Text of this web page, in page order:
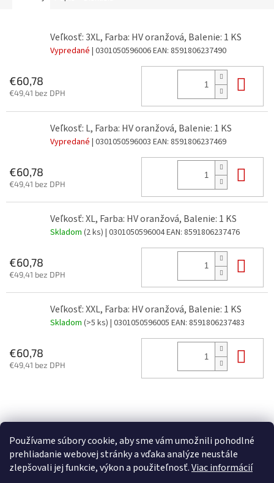
Používame súbory cookie, aby sme vám umožnili pohodlné
prehliadanie webovej stránky a vďaka analýze neustále
zlepšovali jej funkcie, výkon a použiteľnosť.Viac informácií
Veľkosť: 3XL, Farba: HV oranžová, Balenie: 1 KS
Vypredané | 0301050596006EAN: 8591806237490
€60,78
€49,41 bez DPH
Veľkosť: L, Farba: HV oranžová, Balenie: 1 KS
Vypredané | 0301050596003 EAN: 8591806237469
€60,78
€49,41 bez DPH
Veľkosť: XL, Farba: HV oranžová, Balenie: 1 KS
Skladom (2 ks) | 0301050596004EAN: 8591806237476
€60,78
€49,41 bez DPH
Veľkosť: XXL, Farba: HV oranžová, Balenie: 1 KS
Skladom (>5 ks) | 0301050596005 EAN: 8591806237483
€60,78
€49,41 bez DPH
á